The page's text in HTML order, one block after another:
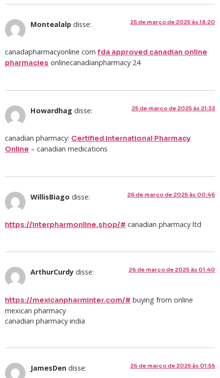
Montealalp disse: 25 de março de 2025 às 18:20
canadapharmacyonline com fda approved canadian online
pharmacies onlinecanadianpharmacy 24
Howardhag disse: 25 de março de 2025 às 21:33
canadian pharmacy: Certified International Pharmacy
Online – canadian medications
WillisBiago disse: 26 de março de 2025 às 00:46
https://interpharmonline.shop/# canadian pharmacy ltd
ArthurCurdy disse: 26 de março de 2025 às 01:40
https://mexicanpharminter.com/# buying from online
mexican pharmacy
canadian pharmacy india
JamesDen disse: 26 de março de 2025 às 01:55